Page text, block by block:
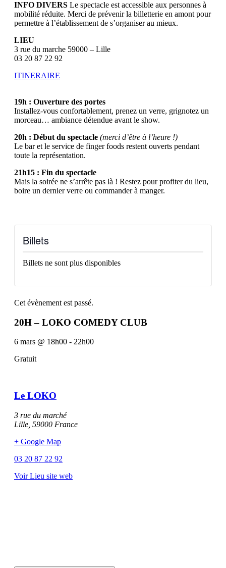
INFO DIVERS Le spectacle est accessible aux personnes à
mobilité réduite. Merci de prévenir la billetterie en amont pour
permettre à l’établissement de s’organiser au mieux.
LIEU
3 rue du marche 59000 – Lille
03 20 87 22 92
ITINERAIRE
19h : Ouverture des portes
Installez-vous confortablement, prenez un verre, grignotez un
morceau… ambiance détendue avant le show.
20h : Début du spectacle (merci d’être à l’heure !)
Le bar et le service de finger foods restent ouverts pendant
toute la représentation.
21h15 : Fin du spectacle
Mais la soirée ne s’arrête pas là ! Restez pour profiter du lieu,
boire un dernier verre ou commander à manger.
Billets
Billets ne sont plus disponibles
Cet évènement est passé.
20H – LOKO COMEDY CLUB
6 mars @ 18h00 - 22h00
Gratuit
Le LOKO
3 rue du marché
Lille 59000 France
+ Google Map
03 20 87 22 92
Voir Lieu site web